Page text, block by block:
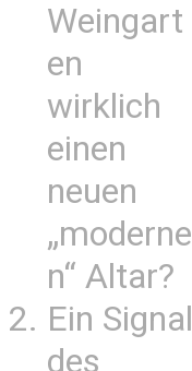
Weingart
en
wirklich
einen
neuen
„moderne
n“ Altar?
Ein Signal
des